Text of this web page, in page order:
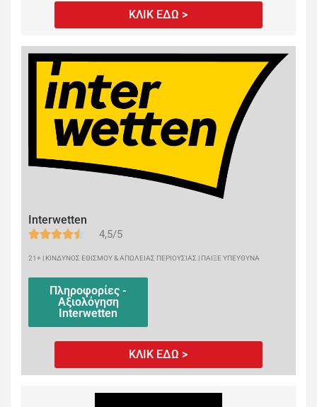
ΚΛΙΚ ΕΔΩ >
Interwetten
4,5/5
21+ | ΚΙΝΔΥΝΟΣ ΕΘΙΣΜΟΥ & ΑΠΩΛΕΙΑΣ ΠΕΡΙΟΥΣΙΑΣ | ΠΑΙΞΕ ΥΠΕΥΘΥΝΑ
Πληροφορίες -
Αξιολόγηση
Interwetten
ΚΛΙΚ ΕΔΩ >